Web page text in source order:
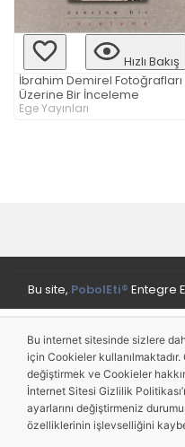
Hızlı Bakış
İbrahim Demirel Fotoğrafları
Üzerine Bir İnceleme
Ege Yayınları
Bu site, PobolEti® Entegre
Bu internet sitesinde sizlere
için Cookieler
değiştirmek ve Cookieler
İnternet Sitesi Gizlilik
ayarlarını değiştirmeniz
özelliklerinin işlevselliğini